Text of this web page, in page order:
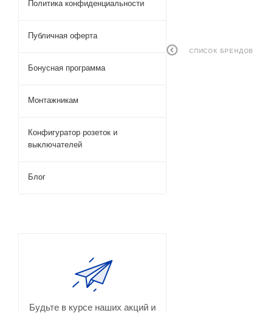
СПИСОК БРЕНДОВ
Политика конфиденциальности
Публичная оферта
Бонусная программа
Монтажникам
Конфигуратор розеток и
выключателей
Блог
Будьте в курсе наших акций и